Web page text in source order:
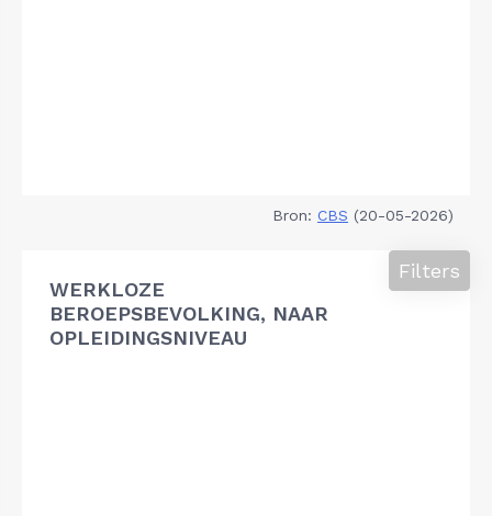
Bron: CBS (20-05-2026)
WERKLOZE
BEROEPSBEVOLKING, NAAR
OPLEIDINGSNIVEAU
Filters